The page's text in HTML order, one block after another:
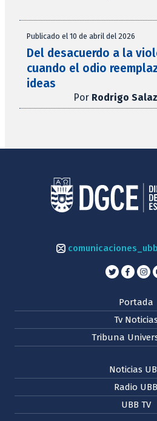
Publicado el 10 de abril del 2026
Del desacuerdo a la
cuando el odio
ideas
Por Rodrigo
Portada
Tv Noticias
Tribuna
Noticias
Radio UBB
UBB TV